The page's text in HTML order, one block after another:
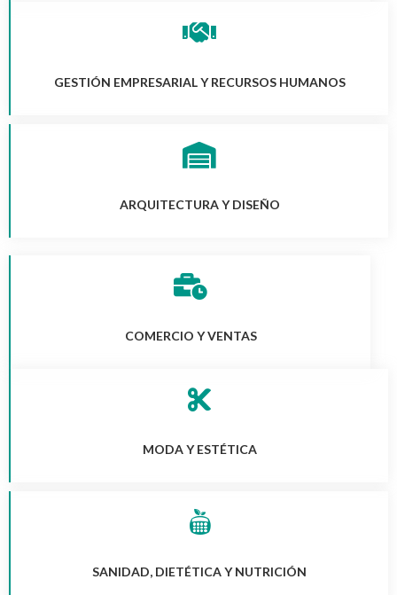
GESTIÓN EMPRESARIAL Y RECURSOS HUMANOS
ARQUITECTURA Y DISEÑO
COMERCIO Y VENTAS
MODA Y ESTÉTICA
SANIDAD, DIETÉTICA Y NUTRICIÓN